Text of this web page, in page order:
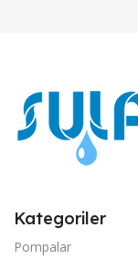
Kategoriler
Pompalar